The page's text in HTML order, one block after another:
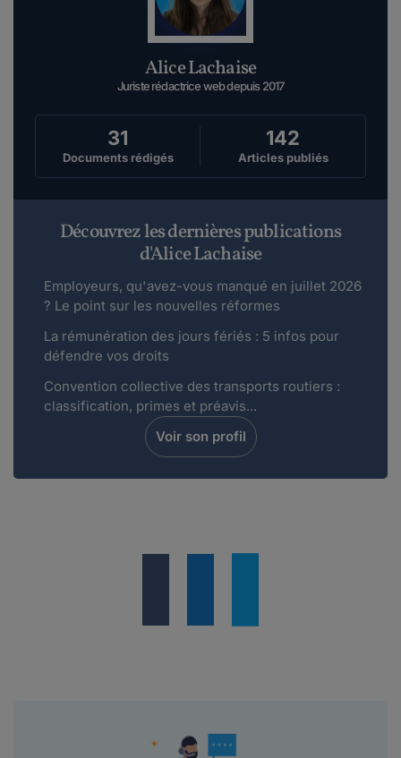
Alice Lachaise
Juriste rédactrice web depuis 2017
31
Documents rédigés
142
Articles publiés
Découvrez les dernières publications
d'Alice Lachaise
Employeurs, qu'avez-vous manqué en juillet 2026
? Le point sur les nouvelles réformes
La rémunération des jours fériés : 5 infos pour
défendre vos droits
Convention collective des transports routiers :
classification, primes et préavis...
Voir son profil